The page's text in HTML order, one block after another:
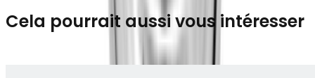
Cela pourrait aussi vous intéresser